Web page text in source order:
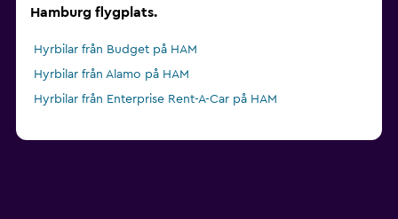
Hamburg flygplats.
Hyrbilar från Budget på HAM
Hyrbilar från Alamo på HAM
Hyrbilar från Enterprise Rent-A-Car på HAM